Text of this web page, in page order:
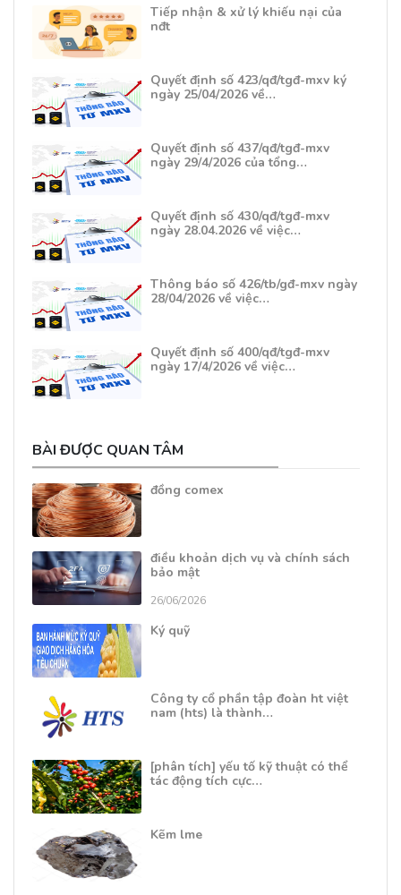
Tiếp nhận & xử lý khiếu nại của
nđt
Quyết định số 423/qđ/tgđ-mxv ký
ngày 25/04/2026 về…
Quyết định số 437/qđ/tgđ-mxv
ngày 29/4/2026 của tổng…
Quyết định số 430/qđ/tgđ-mxv
ngày 28.04.2026 về việc…
Thông báo số 426/tb/gđ-mxv ngày
28/04/2026 về việc…
Quyết định số 400/qđ/tgđ-mxv
ngày 17/4/2026 về việc…
BÀI ĐƯỢC QUAN TÂM
đồng comex
điều khoản dịch vụ và chính sách
bảo mật
26/06/2026
Ký quỹ
Công ty cổ phần tập đoàn ht việt
nam (hts) là thành…
[phân tích] yếu tố kỹ thuật có thể
tác động tích cực…
Kẽm lme